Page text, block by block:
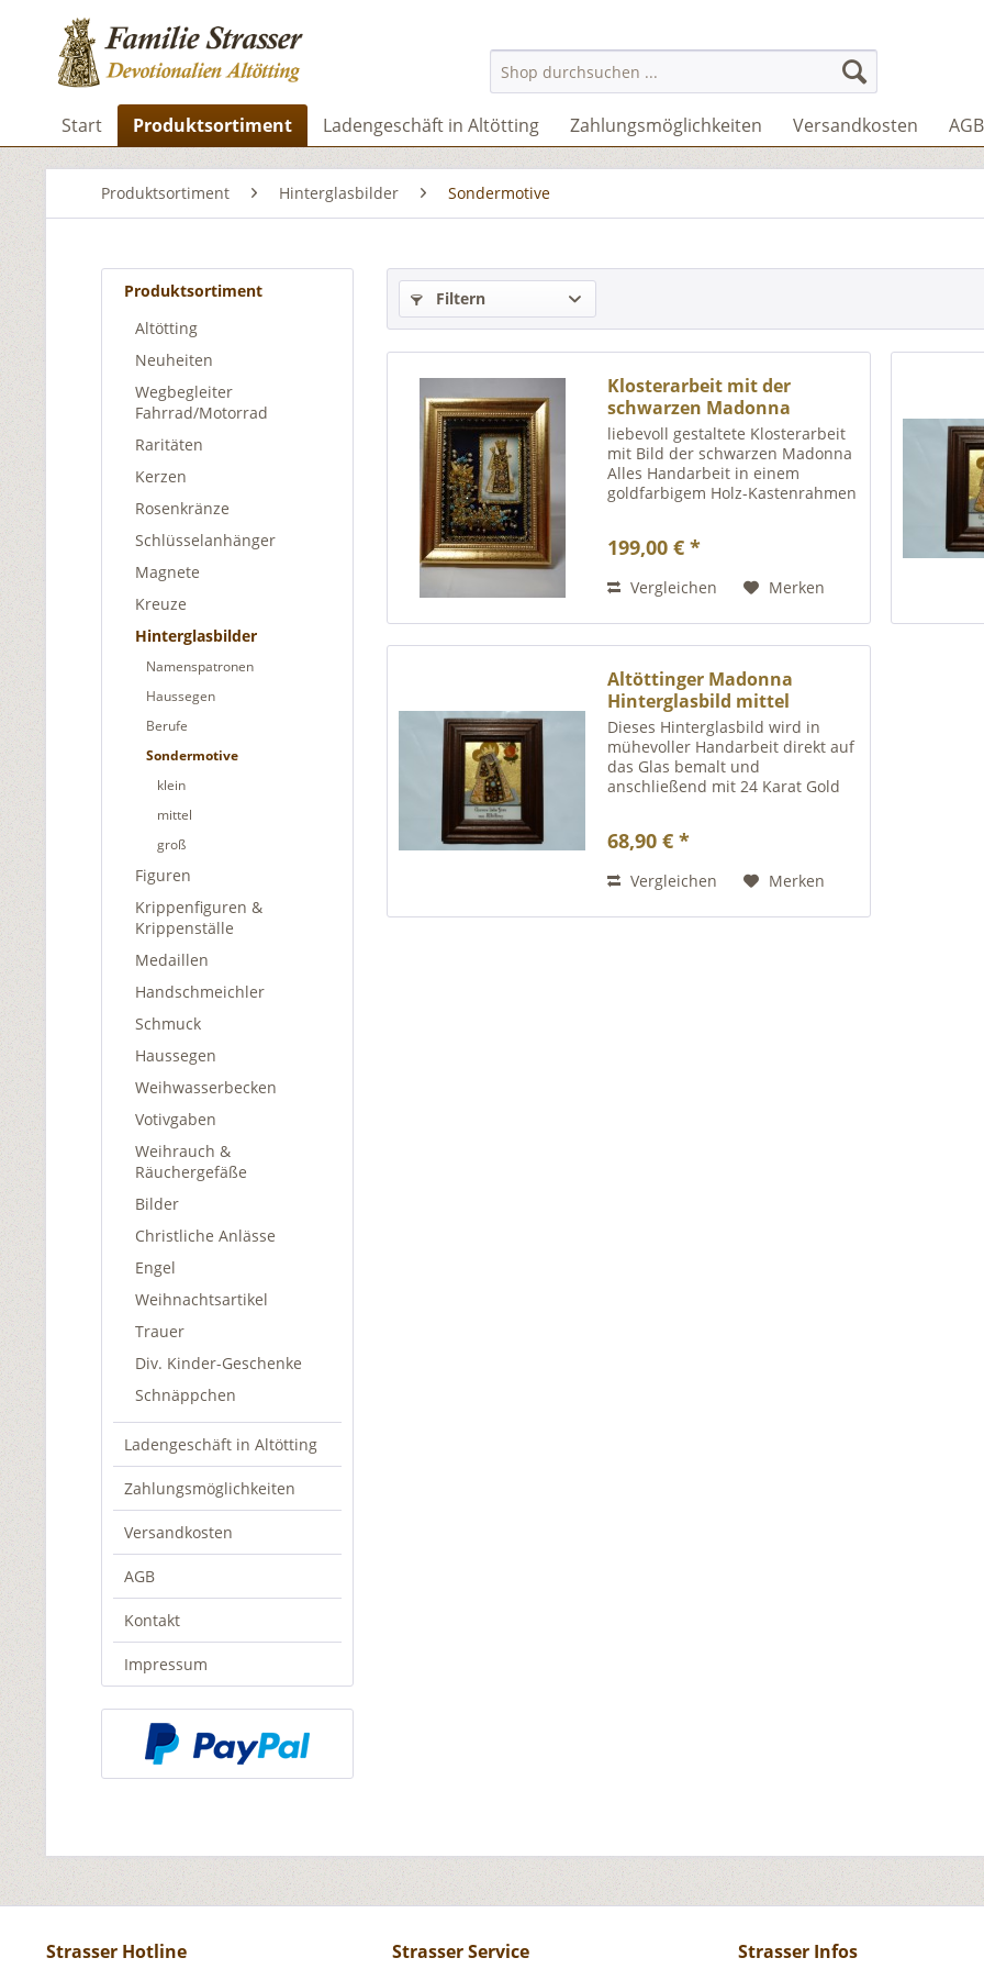
Start Produktsortiment Ladengeschäft in Altötting Zahlungsmöglichkeiten Versandkosten AGB
Produktsortiment Hinterglasbilder Sondermotive
Produktsortiment
Altötting
Neuheiten
Wegbegleiter
Fahrrad/Motorrad
Raritäten
Kerzen
Rosenkränze
Schlüsselanhänger
Magnete
Kreuze
Hinterglasbilder
Namenspatronen
Haussegen
Berufe
Sondermotive
klein
mittel
groß
Figuren
Krippenfiguren &
Krippenställe
Medaillen
Handschmeichler
Schmuck
Haussegen
Weihwasserbecken
Votivgaben
Weihrauch &
Räuchergefäße
Bilder
Christliche Anlässe
Engel
Weihnachtsartikel
Trauer
Div. Kinder-Geschenke
Schnäppchen
Ladengeschäft in Altötting
Zahlungsmöglichkeiten
Versandkosten
AGB
Kontakt
Impressum
Filtern
Klosterarbeit mit der
schwarzen Madonna
liebevoll gestaltete Klosterarbeit
mit Bild der schwarzen Madonna
Alles Handarbeit in einem
goldfarbigem Holz-Kastenrahmen
Auswahl
199,00 € *
Vergleichen Merken
Altöttinger Madonna
Hinterglasbild mittel
Dieses Hinterglasbild wird in
mühevoller Handarbeit direkt auf
das Glas bemalt und
anschließend mit 24 Karat Gold
ca 12,5 x 16 cm . Die Abbildung
Altötting.
68,90 € *
Vergleichen Merken
Strasser Hotline Strasser Service Strasser Infos